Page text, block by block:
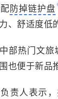
防掉链护盘
、舒适度低
部热门文
也便于新品
责人表示